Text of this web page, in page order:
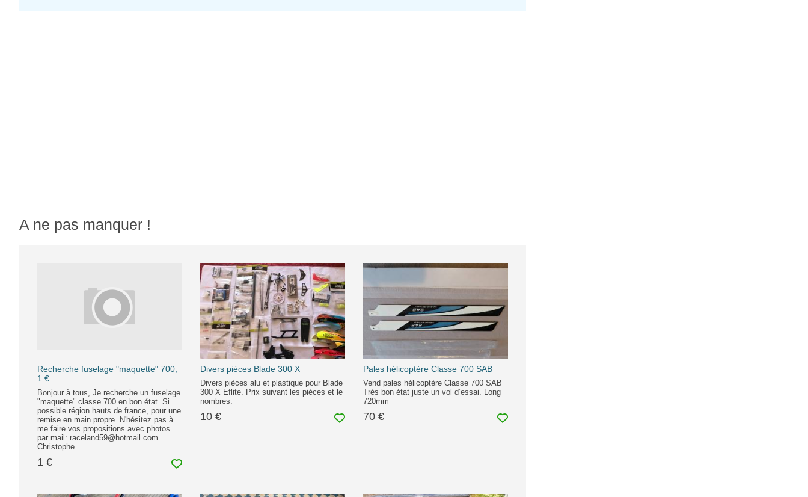
A ne pas manquer !
Recherche fuselage "maquette" 700,
1 €
Bonjour à tous, Je recherche un fuselage
"maquette" classe 700 en bon état. Si
possible région hauts de france, pour une
remise en main propre. N'hésitez pas à
me faire vos propositions avec photos
par mail: raceland59@hotmail.com
Christophe
1 €
Divers pièces Blade 300 X
Divers pièces alu et plastique pour Blade
300 X Eflite. Prix suivant les pièces et le
nombres.
10 €
Pales hélicoptère Classe 700 SAB
Vend pales hélicoptère Classe 700 SAB
Très bon état juste un vol d’essai. Long
720mm
70 €